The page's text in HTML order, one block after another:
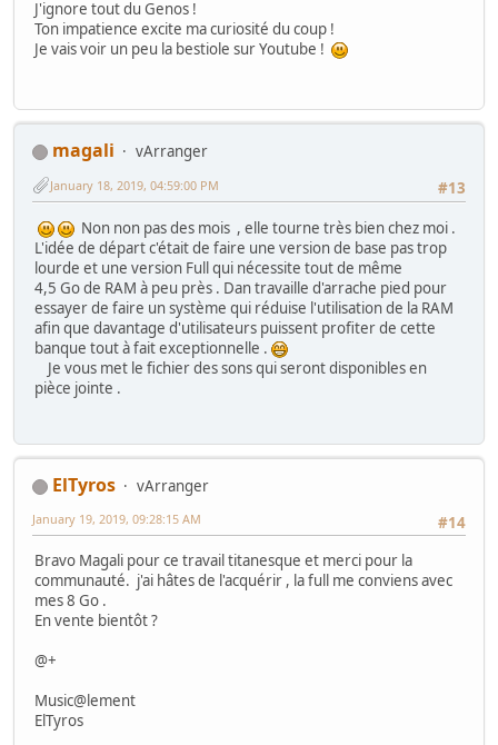
J'ignore tout du Genos !
Ton impatience excite ma curiosité du coup !
Je vais voir un peu la bestiole sur Youtube !
magali
vArranger
#13
January 18, 2019, 04:59:00 PM
Non non pas des mois , elle tourne très bien chez moi .
L'idée de départ c'était de faire une version de base pas trop
lourde et une version Full qui nécessite tout de même
4,5 Go de RAM à peu près . Dan travaille d'arrache pied pour
essayer de faire un système qui réduise l'utilisation de la RAM
afin que davantage d'utilisateurs puissent profiter de cette
banque tout à fait exceptionnelle .
Je vous met le fichier des sons qui seront disponibles en
pièce jointe .
ElTyros
vArranger
#14
January 19, 2019, 09:28:15 AM
Bravo Magali pour ce travail titanesque et merci pour la
communauté. j'ai hâtes de l'acquérir , la full me conviens avec
mes 8 Go .
En vente bientôt ?
@+
Music@lement
ElTyros